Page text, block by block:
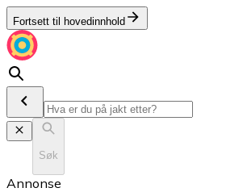
Fortsett til hovedinnhold
Søk
Annonse